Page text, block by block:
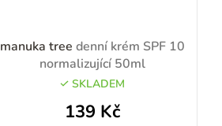
manuka tree denní krém SPF 10
normalizující 50ml
SKLADEM
139 Kč